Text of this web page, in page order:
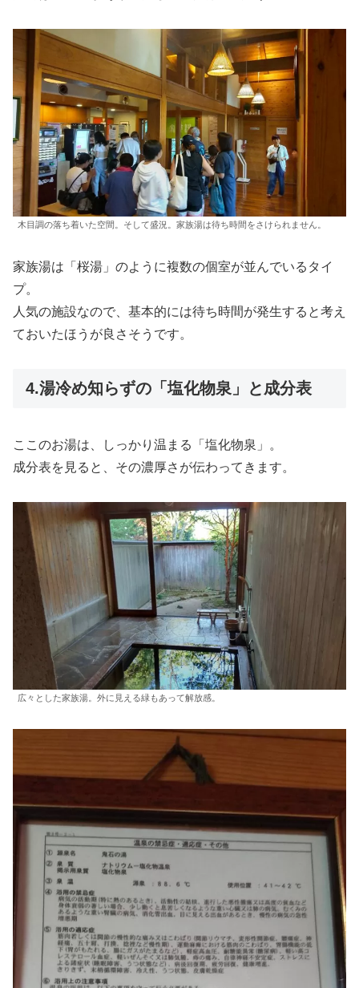
木目調の落ち着いた空間。そして盛況。家族湯は待ち時間をさけられません。
家族湯は「桜湯」のように複数の個室が並んでいるタイ
プ。
人気の施設なので、基本的には待ち時間が発生すると考え
ておいたほうが良さそうです。
4.湯冷め知らずの「塩化物泉」と成分表
ここのお湯は、しっかり温まる「塩化物泉」。
成分表を見ると、その濃厚さが伝わってきます。
広々とした家族湯。外に見える緑もあって解放感。